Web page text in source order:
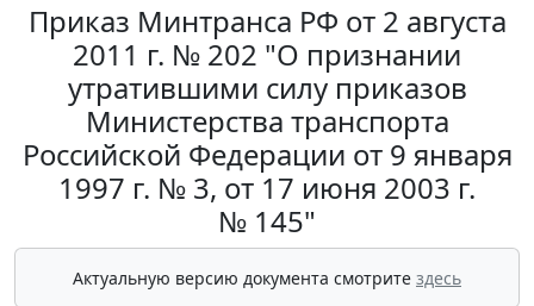
Приказ Минтранса РФ от 2 августа
2011 г. № 202 "О признании
утратившими силу приказов
Министерства транспорта
Российской Федерации от 9 января
1997 г. № 3, от 17 июня 2003 г.
№ 145"
Актуальную версию документа смотрите здесь